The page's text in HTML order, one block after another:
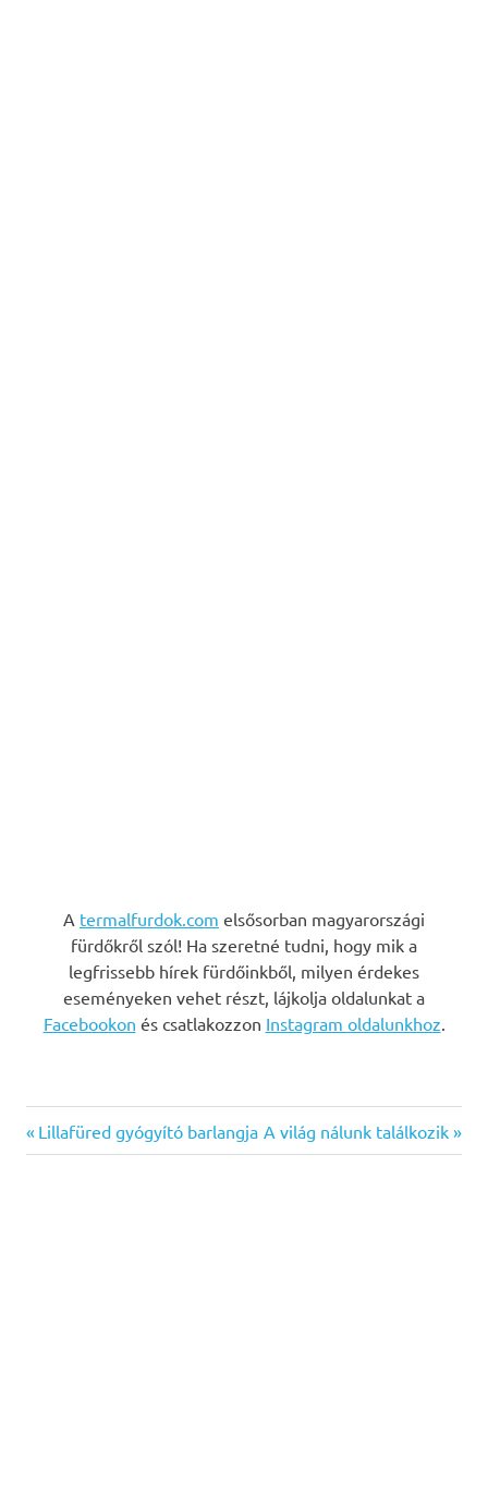
A termalfurdok.com elsősorban magyarországi
fürdőkről szól! Ha szeretné tudni, hogy mik a
legfrissebb hírek fürdőinkből, milyen érdekes
eseményeken vehet részt, lájkolja oldalunkat a
Facebookon és csatlakozzon Instagram oldalunkhoz
Bejegyzés
Previous
Post:
Lillafüred gyógyító barlangja Next
Post:
A világ nálunk találkozik